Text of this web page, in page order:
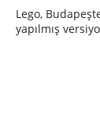
Lego,
yapılmış